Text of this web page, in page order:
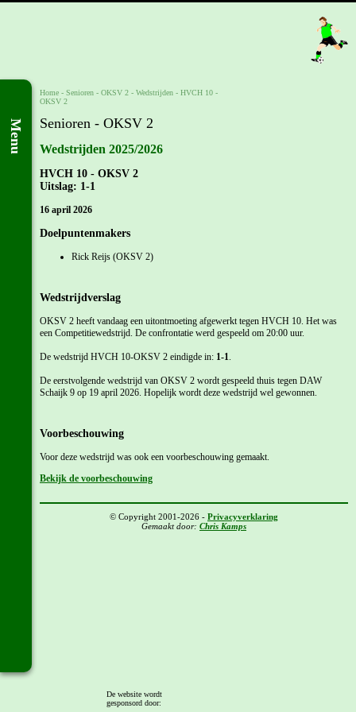
Menu
Home - Senioren - OKSV 2 - Wedstrijden - HVCH 10 -
OKSV 2
Senioren - OKSV 2
Wedstrijden 2025/2026
HVCH 10 - OKSV 2
Uitslag: 1-1
16 april 2026
Doelpuntenmakers
Rick Reijs (OKSV 2)
Wedstrijdverslag
OKSV 2 heeft vandaag een uitontmoeting afgewerkt tegen HVCH 10. Het was
een Competitiewedstrijd. De confrontatie werd gespeeld om 20:00 uur.
De wedstrijd HVCH 10-OKSV 2 eindigde in: 1-1.
De eerstvolgende wedstrijd van OKSV 2 wordt gespeeld thuis tegen DAW
Schaijk 9 op 19 april 2026. Hopelijk wordt deze wedstrijd wel gewonnen.
Voorbeschouwing
Voor deze wedstrijd was ook een voorbeschouwing gemaakt.
Bekijk de voorbeschouwing
© Copyright 2001-2026 - Privacyverklaring
Gemaakt door: Chris Kamps
De website wordt
gesponsord door: